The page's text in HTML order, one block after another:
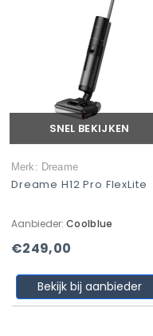
SNEL BEKIJKEN
Merk: Dreame
Dreame H12 Pro FlexLite
Aanbieder: Coolblue
€249,00
Bekijk bij aanbieder